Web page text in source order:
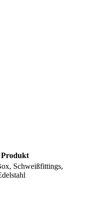
Produkt
Schweißfittings,